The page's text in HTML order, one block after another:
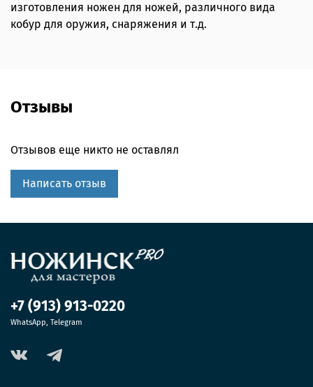
изготовления ножен для ножей, различного вида
кобур для оружия, снаряжения и т.д.
Отзывы
Отзывов еще никто не оставлял
Написать отзыв
+7 (913) 913-0220
WhatsApp, Telegram